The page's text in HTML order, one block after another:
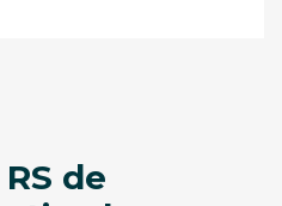
de